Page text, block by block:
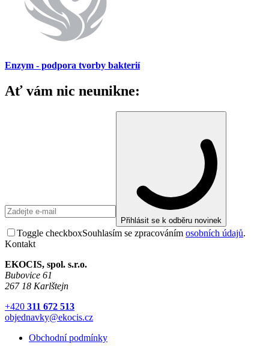
Enzym - podpora tvorby bakterií
Ať vám nic neunikne:
Přihlásit se k odběru novinek
Toggle checkboxSouhlasím se zpracováním osobních údajů.
Kontakt
EKOCIS, spol. s.r.o.
Bubovice 61
267 18 Karlštejn
+420 311 672 513
objednavky@ekocis.cz
Obchodní podmínky